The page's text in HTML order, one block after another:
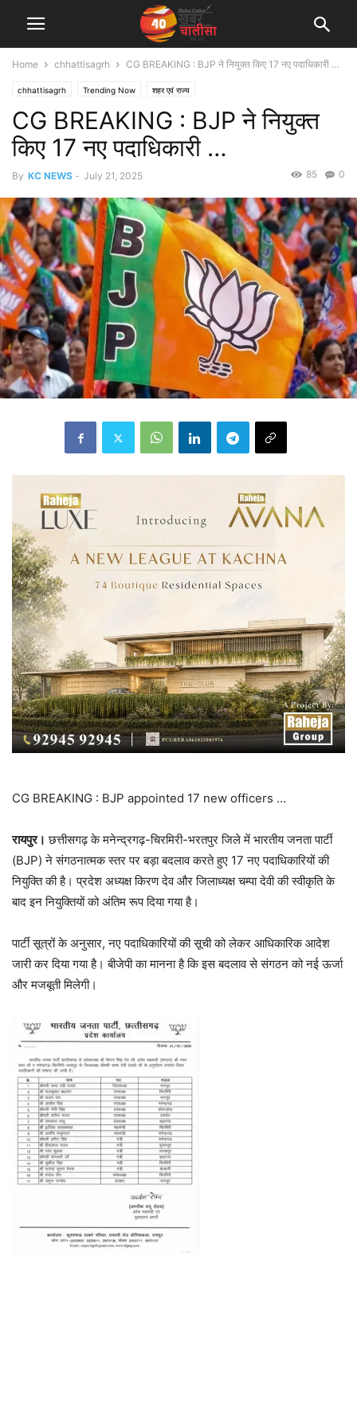
Home chhattisagrh CG BREAKING : BJP ने नियुक्त किए 17 नए पदाधिकारी …
chhattisagrh Trending Now शहर एवं राज्य
CG BREAKING : BJP ने नियुक्त
किए 17 नए पदाधिकारी …
By KC NEWS - July 21, 2025 0
85
CG BREAKING : BJP appointed 17 new officers …
रायपुर। छत्तीसगढ़ के मनेन्द्रगढ़-चिरमिरी-भरतपुर जिले में भारतीय जनता पार्टी
(BJP) ने संगठनात्मक स्तर पर बड़ा बदलाव करते हुए 17 नए पदाधिकारियों की
नियुक्ति की है। प्रदेश अध्यक्ष किरण देव और जिलाध्यक्ष चम्पा देवी की स्वीकृति के
बाद इन नियुक्तियों को अंतिम रूप दिया गया है।
पार्टी सूत्रों के अनुसार, नए पदाधिकारियों की सूची को लेकर आधिकारिक आदेश
जारी कर दिया गया है। बीजेपी का मानना है कि इस बदलाव से संगठन को नई ऊर्जा
और मजबूती मिलेगी।